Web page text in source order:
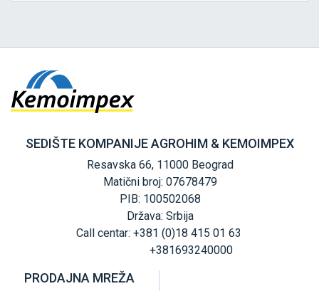
SEDIŠTE KOMPANIJE AGROHIM & KEMOIMPEX
Resavska 66, 11000 Beograd
Matični broj: 07678479
PIB: 100502068
Država: Srbija
Call centar: +381 (0)18 415 01 63
+381693240000
PRODAJNA MREŽA